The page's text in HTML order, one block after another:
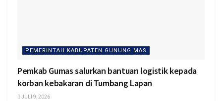
PEMERINTAH KABUPATEN GUNUNG MAS
Pemkab Gumas salurkan bantuan logistik kepada
korban kebakaran di Tumbang Lapan
JULI 9, 2026